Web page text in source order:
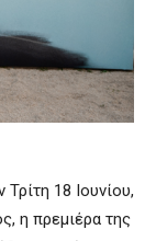
18 Ιουνίου,
η πρεμιέρα της